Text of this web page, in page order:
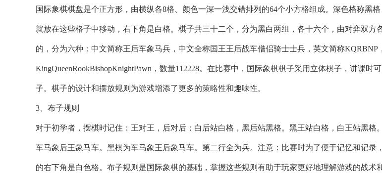
国际象棋棋盘是个正方形，由横纵各8格、颜色一深一浅交错排列的64个小方格组成。深色格称黑
就放在这些格子中移动，右下角是白格。棋子共三十二个，分为黑白两组，各十六个，由对弈双方
的，分为六种：中文简称王后车象马兵，中文全称国王王后战车僧侣骑士士兵，英文简称KQRBNP
KingQueenRookBishopKnightPawn，数量112228。在比赛中，国际象棋棋子采用立体棋子，讲课时
子。棋子的设计和摆放规则为游戏增添了更多的策略性和趣味性。
3、布子规则
对于初学者，摆棋时记住：王对王，后对后；白后站白格，黑后站黑格。黑王站白格，白王站黑格
车马象后王象马车。黑棋为车马象王后象马车。第二行全为兵。注意：比赛时为了便于记忆和记录
的右下角是白色格。布子规则是国际象棋的基础，掌握这些规则有助于玩家更好地理解游戏的战术